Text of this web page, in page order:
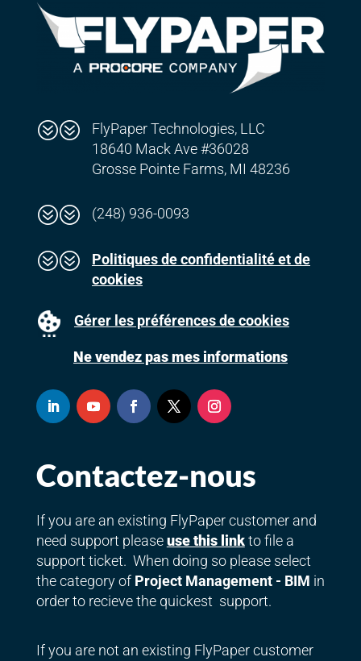
??
FlyPaper Technologies, LLC
18640 Mack Ave #36028
Grosse Pointe Farms, MI 48236
?? (248) 936-0093
??
Politiques de confidentialité et de
cookies
Gérer les préférences de cookies
Ne vendez pas mes informations
Contactez-nous
If you are an existing FlyPaper customer and
need support pleaseuse this linkto file a
support ticket. When doing so please select
the category of Project Management - BIM in
order to recieve the quickest support.
If you are not an existing FlyPaper customer